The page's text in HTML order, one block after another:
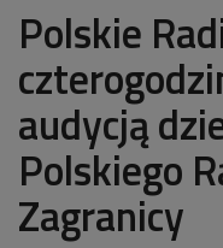
Polskie
audycją
Polskiego
Zagranicy